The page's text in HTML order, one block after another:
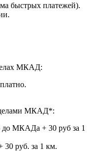
быстрых платежей).
МКАД:
МКАД*:
до МКАДа + 30 руб за 1
30 руб. за 1 км.